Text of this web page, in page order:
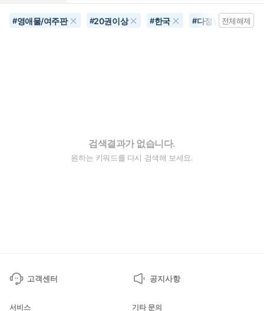
#영애물/여주판 #20권이상 #한국 #다정남 #연
전체해제
검색결과가 없습니다.
원하는 키워드를 다시 검색해 보세요.
고객센터 공지사항
서비스 기타 문의